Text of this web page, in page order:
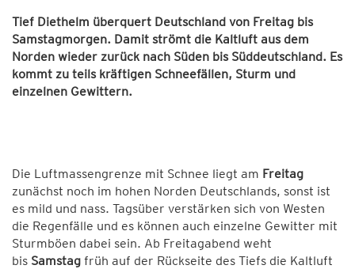
Tief Diethelm überquert Deutschland von Freitag bis
Samstagmorgen. Damit strömt die Kaltluft aus dem
Norden wieder zurück nach Süden bis Süddeutschland. Es
kommt zu teils kräftigen Schneefällen, Sturm und
einzelnen Gewittern.
Die Luftmassengrenze mit Schnee liegt am Freitag
zunächst noch im hohen Norden Deutschlands, sonst ist
es mild und nass. Tagsüber verstärken sich von Westen
die Regenfälle und es können auch einzelne Gewitter mit
Sturmböen dabei sein. Ab Freitagabend weht
bis Samstag früh auf der Rückseite des Tiefs die Kaltluft